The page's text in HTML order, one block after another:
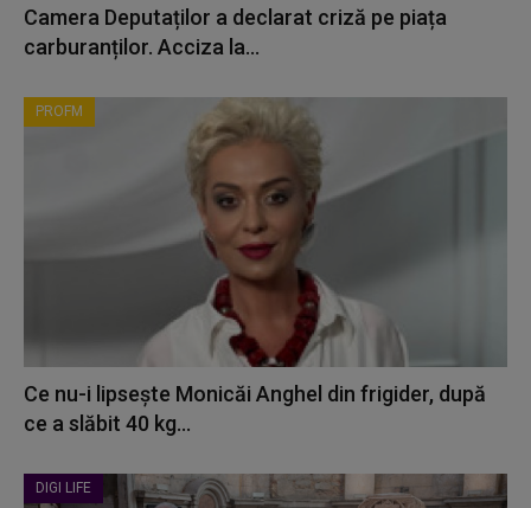
Camera Deputaților a declarat criză pe piața
carburanților. Acciza la...
PROFM
Ce nu-i lipsește Monicăi Anghel din frigider, după
ce a slăbit 40 kg...
DIGI LIFE